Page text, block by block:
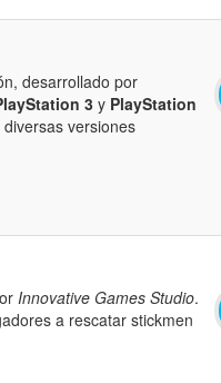
desarrollado por
3y PlayStation
versiones
Innovative Games Studio.
a rescatar stickmen